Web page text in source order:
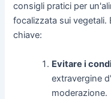
consigli pratici per
focalizzata sui vegetali.
chiave:
Evitare i
extravergine
moderazione.